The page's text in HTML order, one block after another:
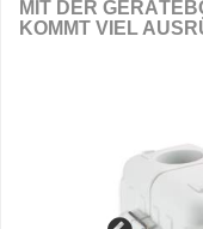
MIT DER
KOMMT VIEL